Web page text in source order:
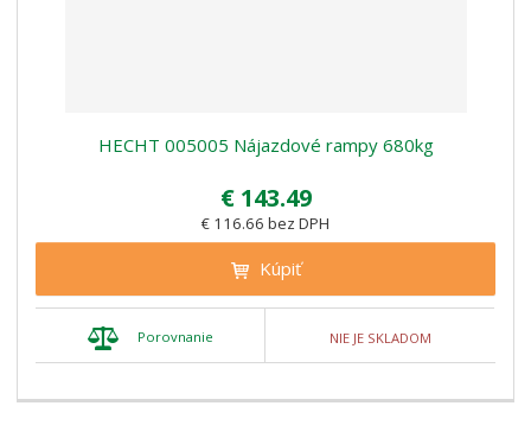
HECHT 005005 Nájazdové rampy 680kg
€ 143.49
€ 116.66 bez DPH
Kúpiť
Porovnanie NIE JE SKLADOM